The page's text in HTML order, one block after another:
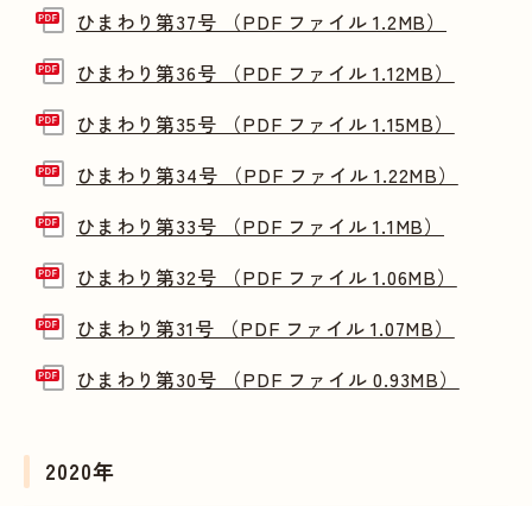
ひまわり第37号 （PDF ファイル 1.2MB）
ひまわり第36号 （PDF ファイル 1.12MB）
ひまわり第35号 （PDF ファイル 1.15MB）
ひまわり第34号 （PDF ファイル 1.22MB）
ひまわり第33号 （PDF ファイル 1.1MB）
ひまわり第32号 （PDF ファイル 1.06MB）
ひまわり第31号 （PDF ファイル 1.07MB）
ひまわり第30号 （PDF ファイル 0.93MB）
2020年